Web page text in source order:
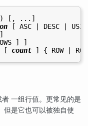
[, ...]
[ ASC | DESC |
] ]
[
count
一组行值。更常见的是
但是它也可以被独自使